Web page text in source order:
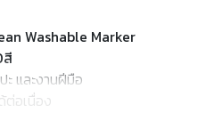
Washable Marker
สี
และงานฝีมือ
ต่อเนื่อง